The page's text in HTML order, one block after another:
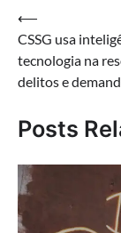
Navegação
de
Post
⟵
CSSG usa
tecnologia na
delitos e
Posts